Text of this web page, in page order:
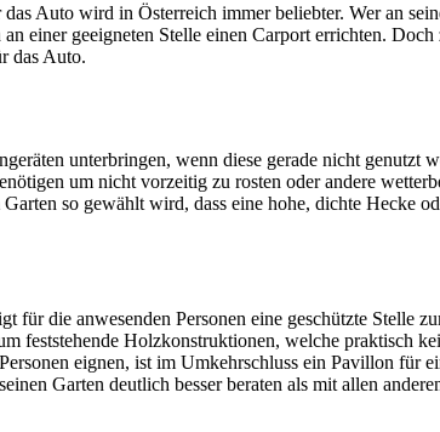
Auto wird in Österreich immer beliebter. Wer an
einer geeigneten Stelle einen Carport errichten.
das Auto.
unterbringen, wenn diese gerade nicht genutzt
um nicht vorzeitig zu rosten oder andere
so gewählt wird, dass eine hohe, dichte Hecke
für die anwesenden Personen eine geschützte Stelle
feststehende Holzkonstruktionen, welche praktisch
eignen, ist im Umkehrschluss ein Pavillon für
Garten deutlich besser beraten als mit allen